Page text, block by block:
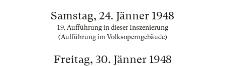
Samstag, 24. Jänner 1948
19. Aufführung in dieser Inszenierung
(Aufführung im Volksoperngebäude)
Freitag, 30. Jänner 1948